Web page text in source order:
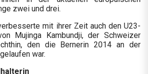
zwei und drei.
mit ihrer Zeit auch den U23-
Mujinga Kambundji, der Schweizer
den die Bernerin 2014 an der
war.